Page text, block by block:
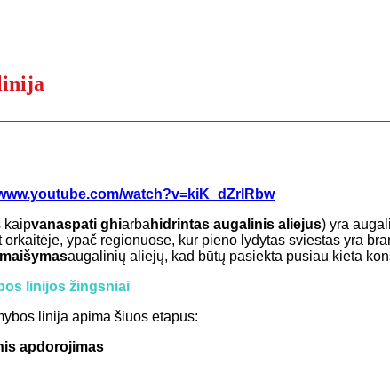
watch?v=kiK_dZrlRbw
kaipvanaspati ghiarba hidrintas augalinis aliejus) yra
ypač regionuose, kur pieno lydytas sviestas yra
augalinių aliejų, kad būtų pasiekta pusiau kieta
linijos žingsniai
linija apima šiuos etapus:
apdorojimas